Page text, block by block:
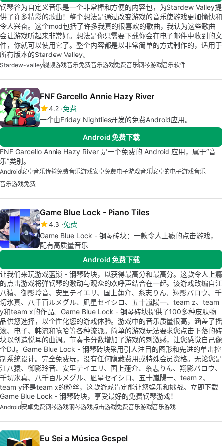
钢琴谷为自定义音乐是一个非常棒和方便的内容包，为Stardew Valley提
供了许多精彩的歌曲！整个想法是通过改变游戏的音乐使游戏更加愉快和
令人兴奋。这个mod包括了许多我真的很喜欢的歌曲，我认为这些歌曲
会让游戏听起来非常好。想法是你只需要下载你会在电子邮件中收到的文
件，你就可以使用它了。整个内容都是以非常简单的方式制作的，适用于
所有版本的Stardew Valley。
Stardew-valley视频游戏音乐免费音乐游戏免费音乐钢琴游戏音乐软件
FNF Garcello Annie Hazy River
4.2 免费
一个由Friday Nightlies开发的免费Android应用。
Android 免费下载
FNF Garcello Annie Hazy River 是一个免费的 Android 应用，属于“音
乐”类别。
Android安卓音乐传输免费音乐游戏安卓免费电子游戏音乐安卓的电子游戏音乐
音乐游戏免费
Game Blue Lock - Piano Tiles
4.3 免费
Game Blue Lock - 钢琴砖块：一款令人上瘾的点击游戏，
配有高质量音乐
Android 免费下载
让我们来玩游戏蓝锁 - 钢琴砖块，以获得最高分和最高分。这款令人上瘾
的点击游戏将弹钢琴的激动与观众的欢呼声结合在一起。该游戏改编自江
八猿、御影玲音、安里テイエリ、国上蓮介、糸志りん、翔影バロウ、千
切氷真、八千百ルメグル、凪星セイシロ、五十嵐陽一、team z、team
y和team x的作品。Game Blue Lock - 钢琴砖块提供了100多种皮肤物
品供您选择，以个性化您的游戏体验。游戏中的音乐质量很高，涵盖了摇
滚、电子、韩流和嘻哈等各种流派。简单的游戏玩法要求您点击下落的砖
块以创造悦耳的曲调。节奏卡分数增加了游戏的刺激感，让您感觉自己像
个DJ。Game Blue Lock - 钢琴砖块采用引人注目的图形和先进的单击控
制系统设计。完全免费玩，没有任何隐藏费用或特殊会员资格。无论您是
江八猿、御影玲音、安里テイエリ、国上蓮介、糸志りん、翔影バロウ、
千切氷真、八千百ルメグル、凪星セイシロ、五十嵐陽一、team z、
team y还是team x的粉丝，这款游戏肯定能让您娱乐和挑战。立即下载
Game Blue Lock - 钢琴砖块，享受最好的免费钢琴游戏！
Android安卓免费钢琴游戏钢琴游戏点击游戏免费音乐游戏音乐游戏
Eu Sei a Música Gospel